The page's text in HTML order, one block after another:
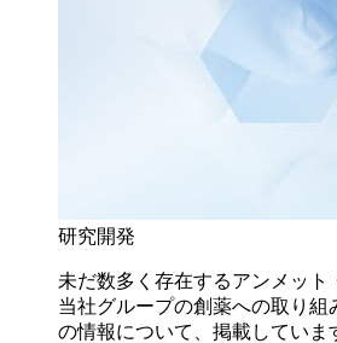
研究開発
未だ数多く存在するアンメット
当社グループの創薬への取り組
の情報について、掲載していま